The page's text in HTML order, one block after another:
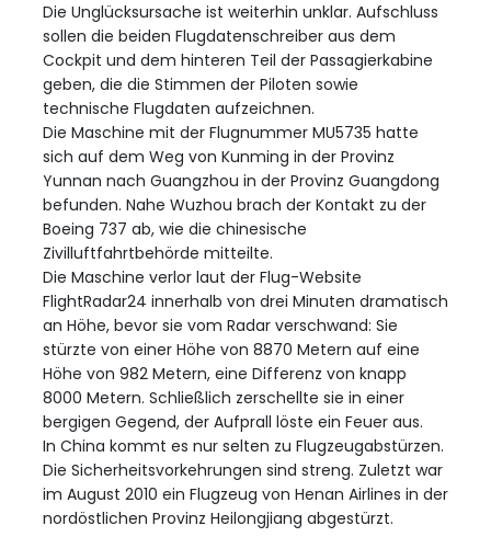
Die Unglücksursache ist weiterhin unklar. Aufschluss
sollen die beiden Flugdatenschreiber aus dem
Cockpit und dem hinteren Teil der Passagierkabine
geben, die die Stimmen der Piloten sowie
technische Flugdaten aufzeichnen.
Die Maschine mit der Flugnummer MU5735 hatte
sich auf dem Weg von Kunming in der Provinz
Yunnan nach Guangzhou in der Provinz Guangdong
befunden. Nahe Wuzhou brach der Kontakt zu der
Boeing 737 ab, wie die chinesische
Zivilluftfahrtbehörde mitteilte.
Die Maschine verlor laut der Flug-Website
FlightRadar24 innerhalb von drei Minuten dramatisch
an Höhe, bevor sie vom Radar verschwand: Sie
stürzte von einer Höhe von 8870 Metern auf eine
Höhe von 982 Metern, eine Differenz von knapp
8000 Metern. Schließlich zerschellte sie in einer
bergigen Gegend, der Aufprall löste ein Feuer aus.
In China kommt es nur selten zu Flugzeugabstürzen.
Die Sicherheitsvorkehrungen sind streng. Zuletzt war
im August 2010 ein Flugzeug von Henan Airlines in der
nordöstlichen Provinz Heilongjiang abgestürzt.